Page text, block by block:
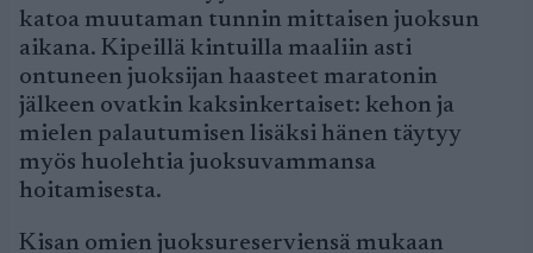
katoa muutaman tunnin mittaisen juoksun
aikana. Kipeillä kintuilla maaliin asti
ontuneen juoksijan haasteet maratonin
jälkeen ovatkin kaksinkertaiset: kehon ja
mielen palautumisen lisäksi hänen täytyy
myös huolehtia juoksuvammansa
hoitamisesta.
Kisan omien juoksureserviensä mukaan